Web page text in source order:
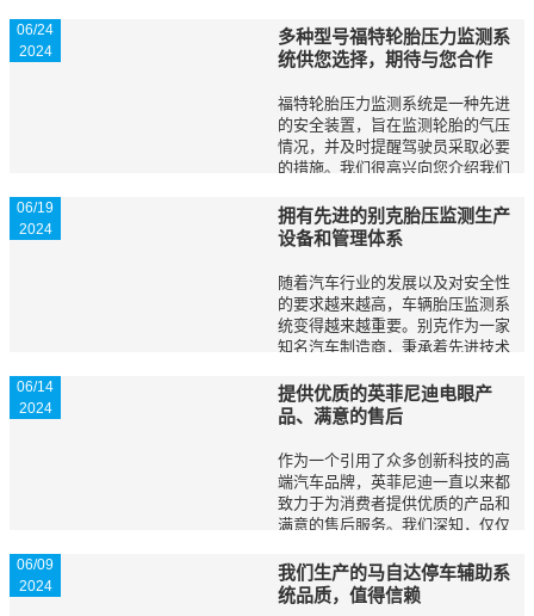
驶舒适性方面的作用。 提升行车
安全性+ 胎压传感器能够及时检测
车辆轮胎的胎...
06/24
2024
多种型号福特轮胎压力监测系
统供您选择，期待与您合作
福特轮胎压力监测系统是一种先进
的安全装置，旨在监测轮胎的气压
情况，并及时提醒驾驶员采取必要
的措施。我们很高兴向您介绍我们
统，以满足您的不同需求。我们期
待能与您建立合作关系，为您提供
06/19
2024
拥有先进的别克胎压监测生产
设备和管理体系
随着汽车行业的发展以及对安全性
的要求越来越高，车辆胎压监测系
统变得越来越重要。别克作为一家
知名汽车制造商，秉承着先进技术
的胎压监测生产设备和管理体系，
以确保车辆的安全性和性能表现。
06/14
2024
提供优质的英菲尼迪电眼产
品、满意的售后
作为一个引用了众多创新科技的高
端汽车品牌，英菲尼迪一直以来都
致力于为消费者提供优质的产品和
满意的售后服务。我们深知，仅仅
足现代消费者对品质生活的追求。
因此，英菲尼迪电眼产品的引入，
旨在为消费者带...
06/09
2024
我们生产的马自达停车辅助系
统品质，值得信赖